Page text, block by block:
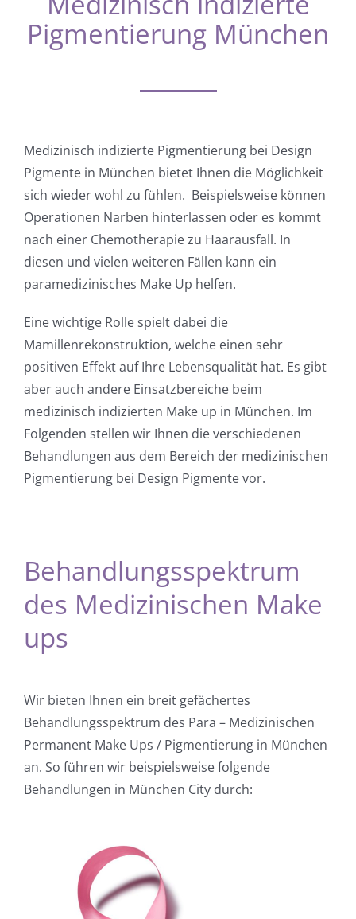
Pigmentierung München
Medizinisch indizierte Pigmentierung bei Design
Pigmente in München bietet Ihnen die Möglichkeit
sich wieder wohl zu fühlen. Beispielsweise können
Operationen Narben hinterlassen oder es kommt
nach einer Chemotherapie zu Haarausfall. In
diesen und vielen weiteren Fällen kann ein
paramedizinisches Make Up helfen.
Eine wichtige Rolle spielt dabei die
Mamillenrekonstruktion, welche einen sehr
positiven Effekt auf Ihre Lebensqualität hat. Es gibt
aber auch andere Einsatzbereiche beim
medizinisch indizierten Make up in München. Im
Folgenden stellen wir Ihnen die verschiedenen
Behandlungen aus dem Bereich der medizinischen
Pigmentierung bei Design Pigmente vor.
Behandlungsspektrum
des Medizinischen Make
ups
Wir bieten Ihnen ein breit gefächertes
Behandlungsspektrum des Para – Medizinischen
Permanent Make Ups / Pigmentierung in München
an. So führen wir beispielsweise folgende
Behandlungen in München City durch: